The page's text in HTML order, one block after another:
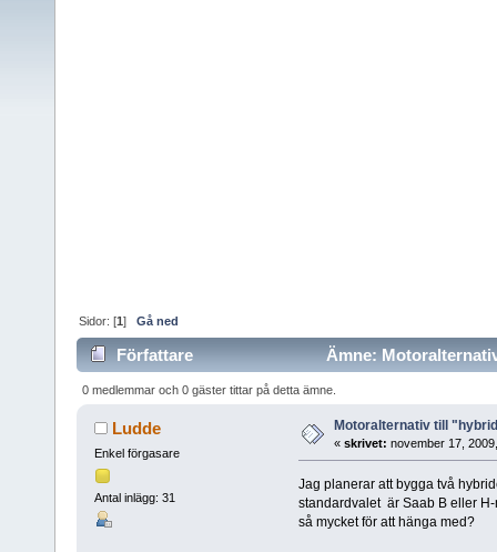
Sidor: [1]Gå ned
Författare Ämne:
0 medlemmar och 0 gäster tittar på detta ämne.
Ludde
Enkel förgasare
Antal inlägg: 31
Motoralternativ till
« skrivet: november 17,
Jag planerar att bygga två
standardvalet är Saab B eller
så mycket för att hänga med?